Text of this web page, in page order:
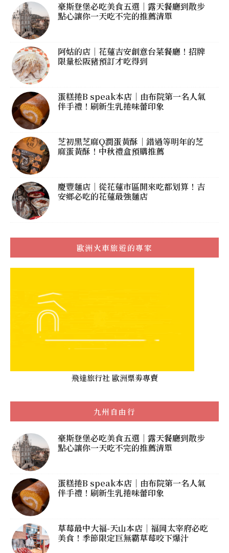
豪斯登堡必吃美食五選｜露天餐廳到散步
點心讓你一天吃不完的推薦清單
阿姑的店｜花蓮吉安創意台菜餐廳！招牌
限量松阪豬預訂才吃得到
蛋糕捲B speak本店｜由布院第一名人氣
伴手禮！刷新生乳捲味蕾印象
芝初黑芝麻Q潤蛋黃酥｜錯過等明年的芝
麻蛋黃酥！中秋禮盒預購推薦
慶豐麵店｜從花蓮市區開來吃都划算！吉
安鄉必吃的花蓮最強麵店
歐洲火車旅遊的專家
飛達旅行社 歐洲票劵專賣
九州自由行
豪斯登堡必吃美食五選｜露天餐廳到散步
點心讓你一天吃不完的推薦清單
蛋糕捲B speak本店｜由布院第一名人氣
伴手禮！刷新生乳捲味蕾印象
草莓最中大福-天山本店｜福岡太宰府必吃
美食！季節限定巨無霸草莓咬下爆汁